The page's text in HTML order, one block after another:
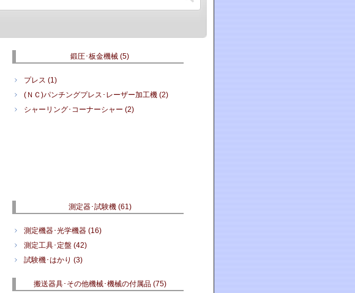
鍛圧･板金機械 (5)
プレス (1)
(ＮＣ)パンチングプレス･レーザー加工機 (2)
シャーリング･コーナーシャー (2)
測定器･試験機 (61)
測定機器･光学機器 (16)
測定工具･定盤 (42)
試験機･はかり (3)
搬送器具･その他機械･機械の付属品 (75)